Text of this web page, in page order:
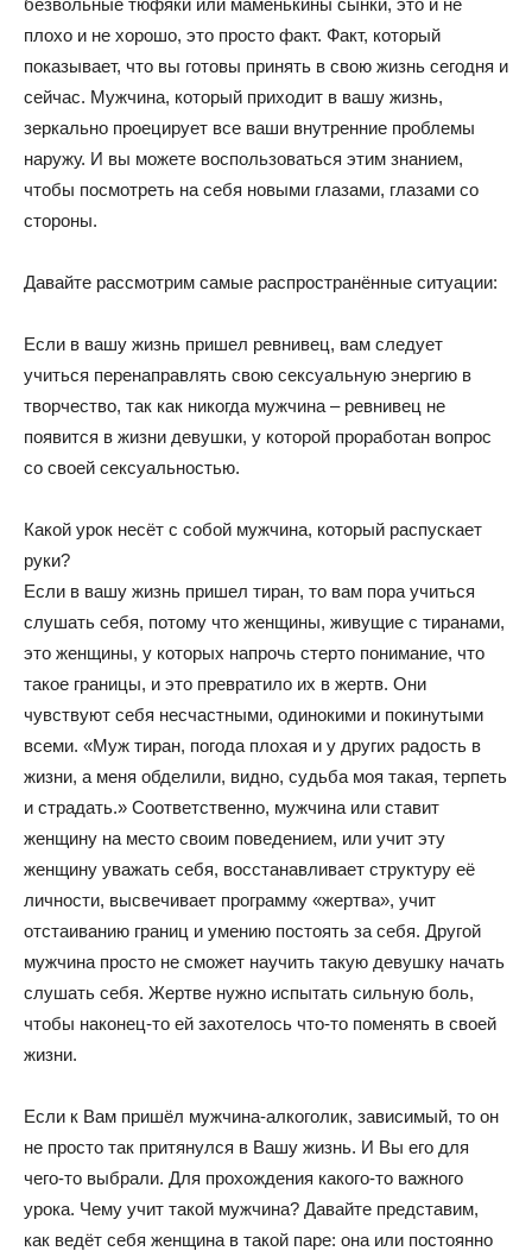
безвольные тюфяки или маменькины сынки, это и не
плохо и не хорошо, это просто факт. Факт, который
показывает, что вы готовы принять в свою жизнь сегодня и
сейчас. Мужчина, который приходит в вашу жизнь,
зеркально проецирует все ваши внутренние проблемы
наружу. И вы можете воспользоваться этим знанием,
чтобы посмотреть на себя новыми глазами, глазами со
стороны.
Давайте рассмотрим самые распространённые ситуации:
Если в вашу жизнь пришел ревнивец, вам следует
учиться перенаправлять свою сексуальную энергию в
творчество, так как никогда мужчина – ревнивец не
появится в жизни девушки, у которой проработан вопрос
со своей сексуальностью.
Какой урок несёт с собой мужчина, который распускает
руки?
Если в вашу жизнь пришел тиран, то вам пора учиться
слушать себя, потому что женщины, живущие с тиранами,
это женщины, у которых напрочь стерто понимание, что
такое границы, и это превратило их в жертв. Они
чувствуют себя несчастными, одинокими и покинутыми
всеми. «Муж тиран, погода плохая и у других радость в
жизни, а меня обделили, видно, судьба моя такая, терпеть
и страдать.» Соответственно, мужчина или ставит
женщину на место своим поведением, или учит эту
женщину уважать себя, восстанавливает структуру её
личности, высвечивает программу «жертва», учит
отстаиванию границ и умению постоять за себя. Другой
мужчина просто не сможет научить такую девушку начать
слушать себя. Жертве нужно испытать сильную боль,
чтобы наконец-то ей захотелось что-то поменять в своей
жизни.
Если к Вам пришёл мужчина-алкоголик, зависимый, то он
не просто так притянулся в Вашу жизнь. И Вы его для
чего-то выбрали. Для прохождения какого-то важного
урока. Чему учит такой мужчина? Давайте представим,
как ведёт себя женщина в такой паре: она или постоянно